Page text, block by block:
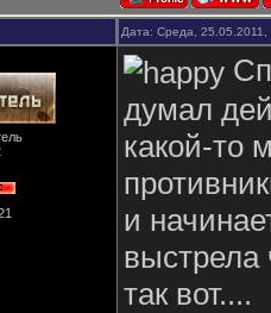
Дата: Среда,
думал
какой-то
и
выстрела
так вот....